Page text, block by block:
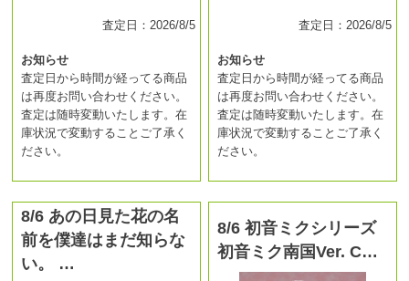
査定日：2026/8/5
お知らせ
査定日から時間が経ってる商品
は再度お問い合わせください。
査定は随時変動いたします。在
庫状況で変動することご了承く
ださい。
査定日：2026/8/5
お知らせ
査定日から時間が経ってる商品
は再度お問い合わせください。
査定は随時変動いたします。在
庫状況で変動することご了承く
ださい。
8/6 あの日見た花の名
前を僕達はまだ知らな
い。 …
8/6 初音ミクシリーズ
初音ミク南国Ver. C…